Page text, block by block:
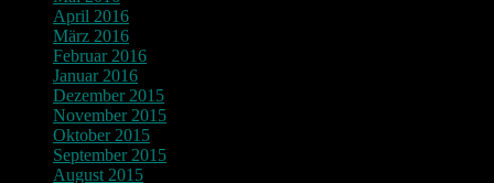
April 2016
März 2016
Februar 2016
Januar 2016
Dezember 2015
November 2015
Oktober 2015
September 2015
August 2015